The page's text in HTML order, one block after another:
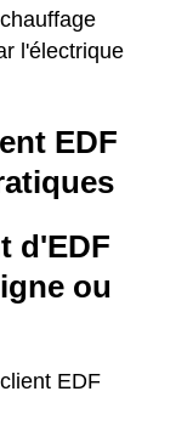
l'électrique
EDF
d'EDF
ou
EDF